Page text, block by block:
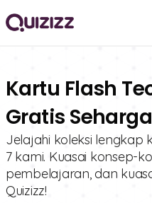
Kartu Flash
Gratis
Jelajahi koleksi lengkap
7 kami. Kuasai konsep-
pembelajaran, dan
Quizizz!